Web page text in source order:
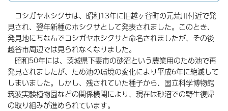
コシガヤホシクサは、昭和13年に旧越ヶ谷町の元荒川付近で発
見され、翌年新種のホシクサとして発表されました。このとき、
発見地にちなんでコシガヤホシクサと命名されましたが、その後
越谷市周辺では見られなくなりました。
昭和50年には、茨城県下妻市の砂沼という農業用のため池で再
発見されましたが、ため池の環境の変化により平成6年に絶滅して
しまいました。しかし、残されていた種子から、国立科学博物館
筑波実験植物園などの関係機関により、現在は砂沼での野生復帰
の取り組みが進められています。